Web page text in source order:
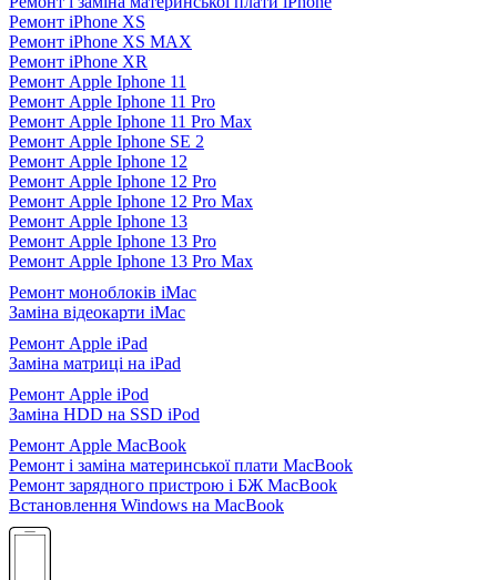
Ремонт iPhone XS
Ремонт iPhone XS MAX
Ремонт iPhone XR
Ремонт Apple Iphone 11
Ремонт Apple Iphone 11 Pro
Ремонт Apple Iphone 11 Pro Max
Ремонт Apple Iphone SE 2
Ремонт Apple Iphone 12
Ремонт Apple Iphone 12 Pro
Ремонт Apple Iphone 12 Pro Max
Ремонт Apple Iphone 13
Ремонт Apple Iphone 13 Pro
Ремонт Apple Iphone 13 Pro Max
Ремонт моноблоків iMac
Заміна відеокарти iMac
Ремонт Apple iPad
Заміна матриці на iPad
Ремонт Apple iPod
Заміна HDD на SSD iPod
Ремонт Apple MacBook
Ремонт і заміна материнської плати MacBook
Ремонт зарядного пристрою і БЖ MacBook
Встановлення Windows на MacBook